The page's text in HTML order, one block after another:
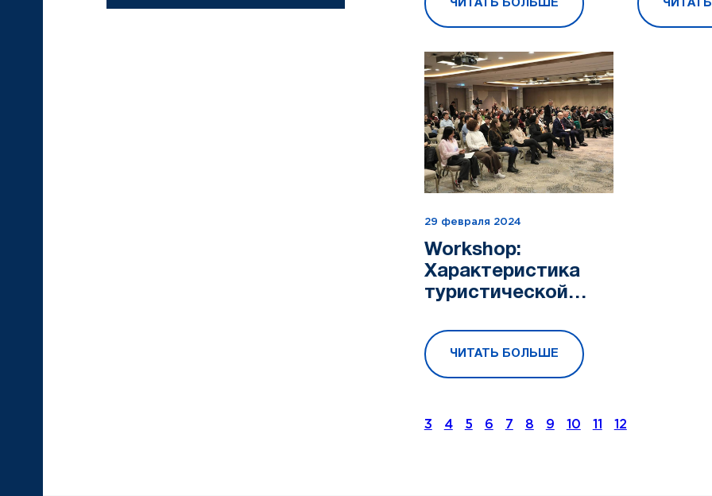
проекта
ЧИТАТЬ БОЛЬШЕ
сфере
29 февраля 2024
Workshop:
Характеристика
туристической
Республики
Беларусь
ЧИТАТЬ БОЛЬШЕ
3 4 5 6 7 8 9 10 11 12